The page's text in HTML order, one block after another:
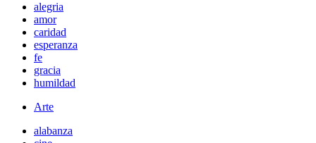
alegria
amor
caridad
esperanza
fe
gracia
humildad
Arte
alabanza